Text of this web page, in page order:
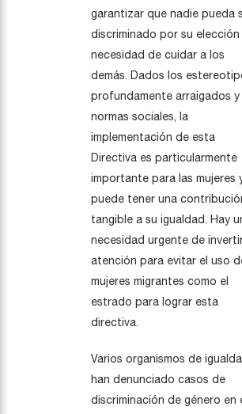
garantizar que nadie pueda
discriminado por su elección
necesidad de cuidar a los
demás. Dados los
profundamente arraigados y
normas sociales, la
implementación de esta
Directiva es particularmente
importante para las mujeres
puede tener una
tangible a su igualdad. Hay
necesidad urgente de
atención para evitar el uso
mujeres migrantes como el
estrado para lograr esta
directiva.
Varios organismos de
han denunciado casos de
discriminación de género en